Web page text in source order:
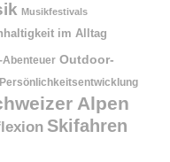
Musikfestivals
im Alltag
Abenteuer Outdoor-
Persönlichkeitsentwicklung
Alpen
Skifahren